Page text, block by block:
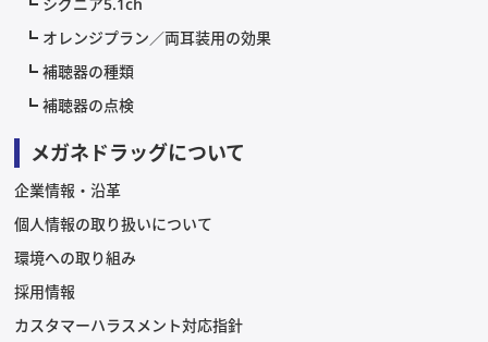
オレンジプラン／両耳装用の効果
補聴器の種類
補聴器の点検
メガネドラッグについて
企業情報・沿革
個人情報の取り扱いについて
環境への取り組み
採用情報
カスタマーハラスメント対応指針